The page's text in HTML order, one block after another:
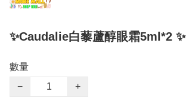
✨Caudalie白藜蘆醇眼霜5ml*2 ✨
數量
−
+